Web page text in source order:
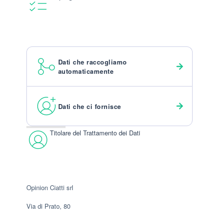
Dati che raccogliamo
automaticamente
Dati che ci fornisce
Titolare del Trattamento dei Dati
Opinion Ciatti srl
Via di Prato, 80